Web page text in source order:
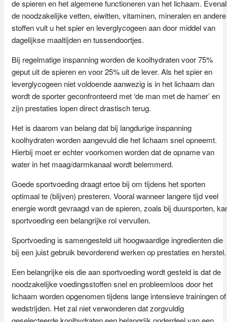
de spieren en het algemene functioneren van het lichaam.
de noodzakelijke vetten, eiwitten, vitaminen, mineralen en andere
stoffen vult u het spier en leverglycogeen aan door middel van
dagelijkse maaltijden en tussendoortjes.
Bij regelmatige inspanning worden de koolhydraten voor 75%
geput uit de spieren en voor 25% uit de lever. Als het spier en
leverglycogeen niet voldoende aanwezig is in het lichaam dan
wordt de sporter geconfronteerd met ‘de man met de hamer’ en
zijn prestaties lopen direct drastisch terug.
Het is daarom van belang dat bij langdurige inspanning
koolhydraten worden aangevuld die het lichaam snel opneemt.
Hierbij moet er echter voorkomen worden dat de opname van
water in het maag/darmkanaal wordt belemmerd.
Goede sportvoeding draagt ertoe bij om tijdens het sporten
optimaal te (blijven) presteren. Vooral wanneer langere tijd veel
energie wordt gevraagd van de spieren, zoals bij duursporten,
sportvoeding een belangrijke rol vervullen.
Sportvoeding is samengesteld uit hoogwaardige ingredienten die
bij een juist gebruik bevorderend werken op prestaties en herstel.
Een belangrijke eis die aan sportvoeding wordt gesteld is dat de
noodzakelijke voedingsstoffen snel en probleemloos door het
lichaam worden opgenomen tijdens lange intensieve trainingen of
wedstrijden. Het zal niet verwonderen dat zorgvuldig